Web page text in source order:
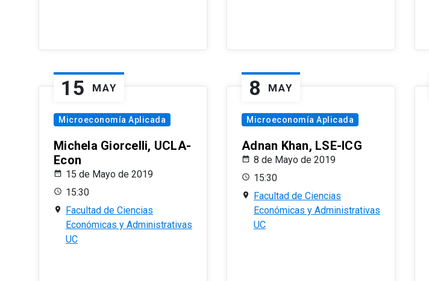
15 MAY
Microeconomía Aplicada
Michela Giorcelli, UCLA-
Econ
15 de Mayo de 2019
15:30
Facultad de Ciencias
Económicas y Administrativas
UC
8 MAY
Microeconomía Aplicada
Adnan Khan, LSE-ICG
8 de Mayo de 2019
15:30
Facultad de Ciencias
Económicas y Administrativas
UC